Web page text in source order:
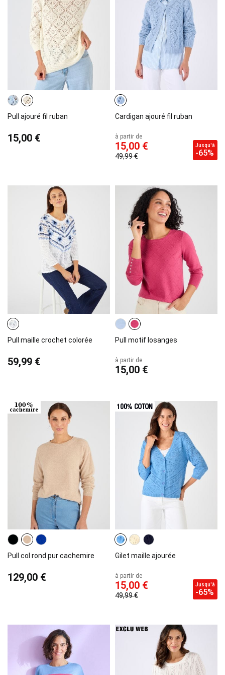
Pull ajouré fil ruban
15,00 €
Cardigan ajouré fil ruban
à partir de
15,00 €
49,99 €
Jusqu'à
-65%
Pull maille crochet colorée
59,99 €
Pull motif losanges
à partir de
15,00 €
Pull col rond pur cachemire
129,00 €
Gilet maille ajourée
à partir de
15,00 €
49,99 €
Jusqu'à
-65%